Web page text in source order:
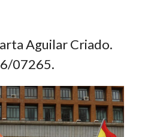
Aguilar Criado.
07265.